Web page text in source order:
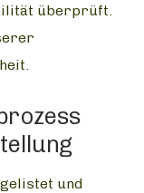
überprüft.
und